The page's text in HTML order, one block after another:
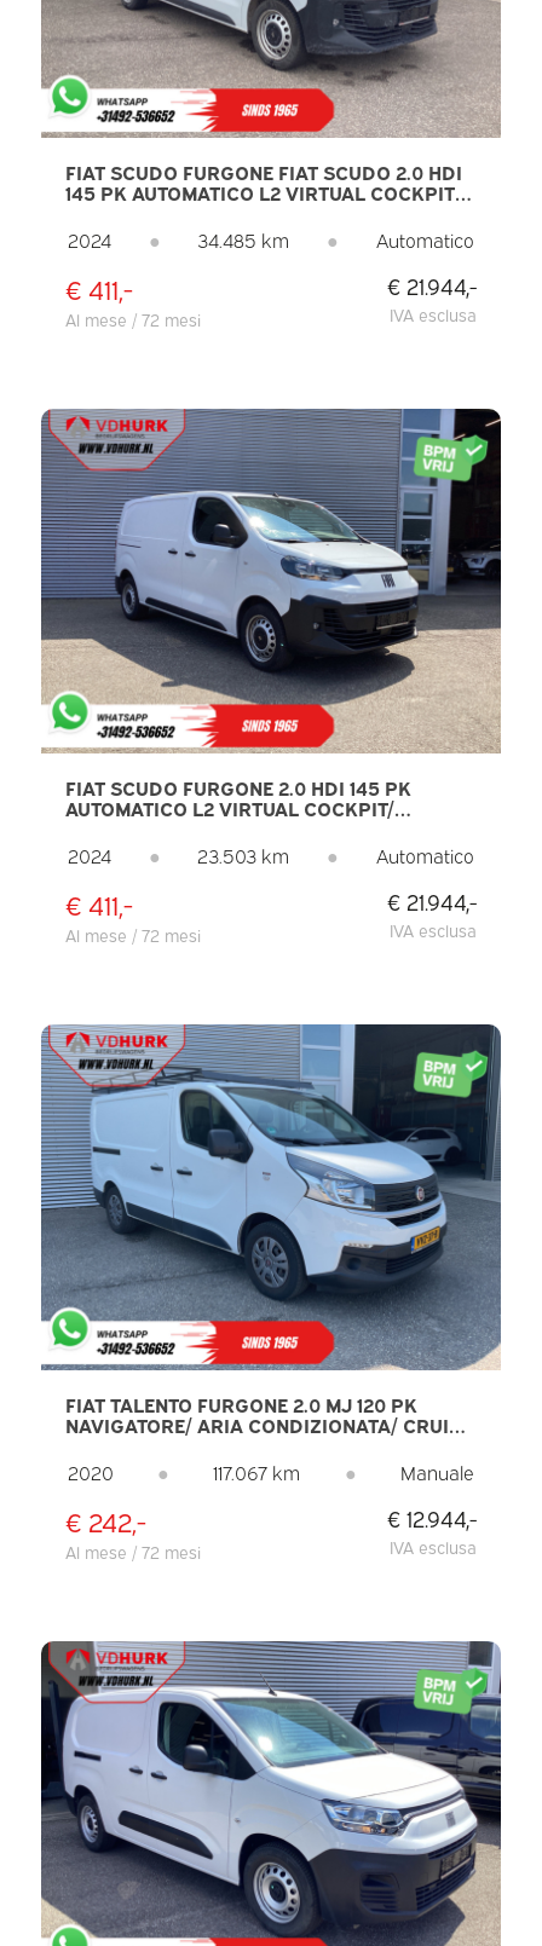
FIAT SCUDO FURGONE FIAT SCUDO 2.0 HDI
145 PK AUTOMATICO L2 VIRTUAL COCKPIT/
PDC/ CRUISE CONTROL/ ARIA
CONDIZIONATA
2024 ● 34.485 km ● Automatico
€ 411,-
Al mese / 72 mesi
€ 21.944,-
IVA esclusa
FIAT SCUDO FURGONE 2.0 HDI 145 PK
AUTOMATICO L2 VIRTUAL COCKPIT/
PDC/ CRUISE CONTROL/ CLIMATIZZATORE
2024 ● 23.503 km ● Automatico
€ 411,-
Al mese / 72 mesi
€ 21.944,-
IVA esclusa
FIAT TALENTO FURGONE 2.0 MJ 120 PK
NAVIGATORE/ ARIA CONDIZIONATA/ CRUISE
PARCHEGGIO/ GANCIO DI TRAINO
2020 ● 117.067 km ● Manuale
€ 242,-
Al mese / 72 mesi
€ 12.944,-
IVA esclusa